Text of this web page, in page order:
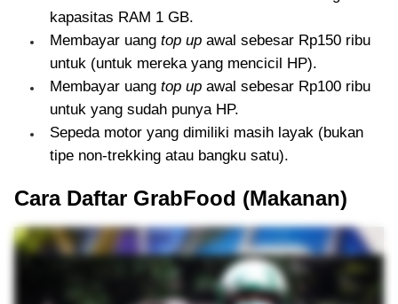
kapasitas RAM 1 GB.
Membayar uang top up awal sebesar Rp150 ribu
untuk (untuk mereka yang mencicil HP).
Membayar uang top up awal sebesar Rp100 ribu
untuk yang sudah punya HP.
Sepeda motor yang dimiliki masih layak (bukan
tipe non-trekking atau bangku satu).
Cara Daftar GrabFood (Makanan)